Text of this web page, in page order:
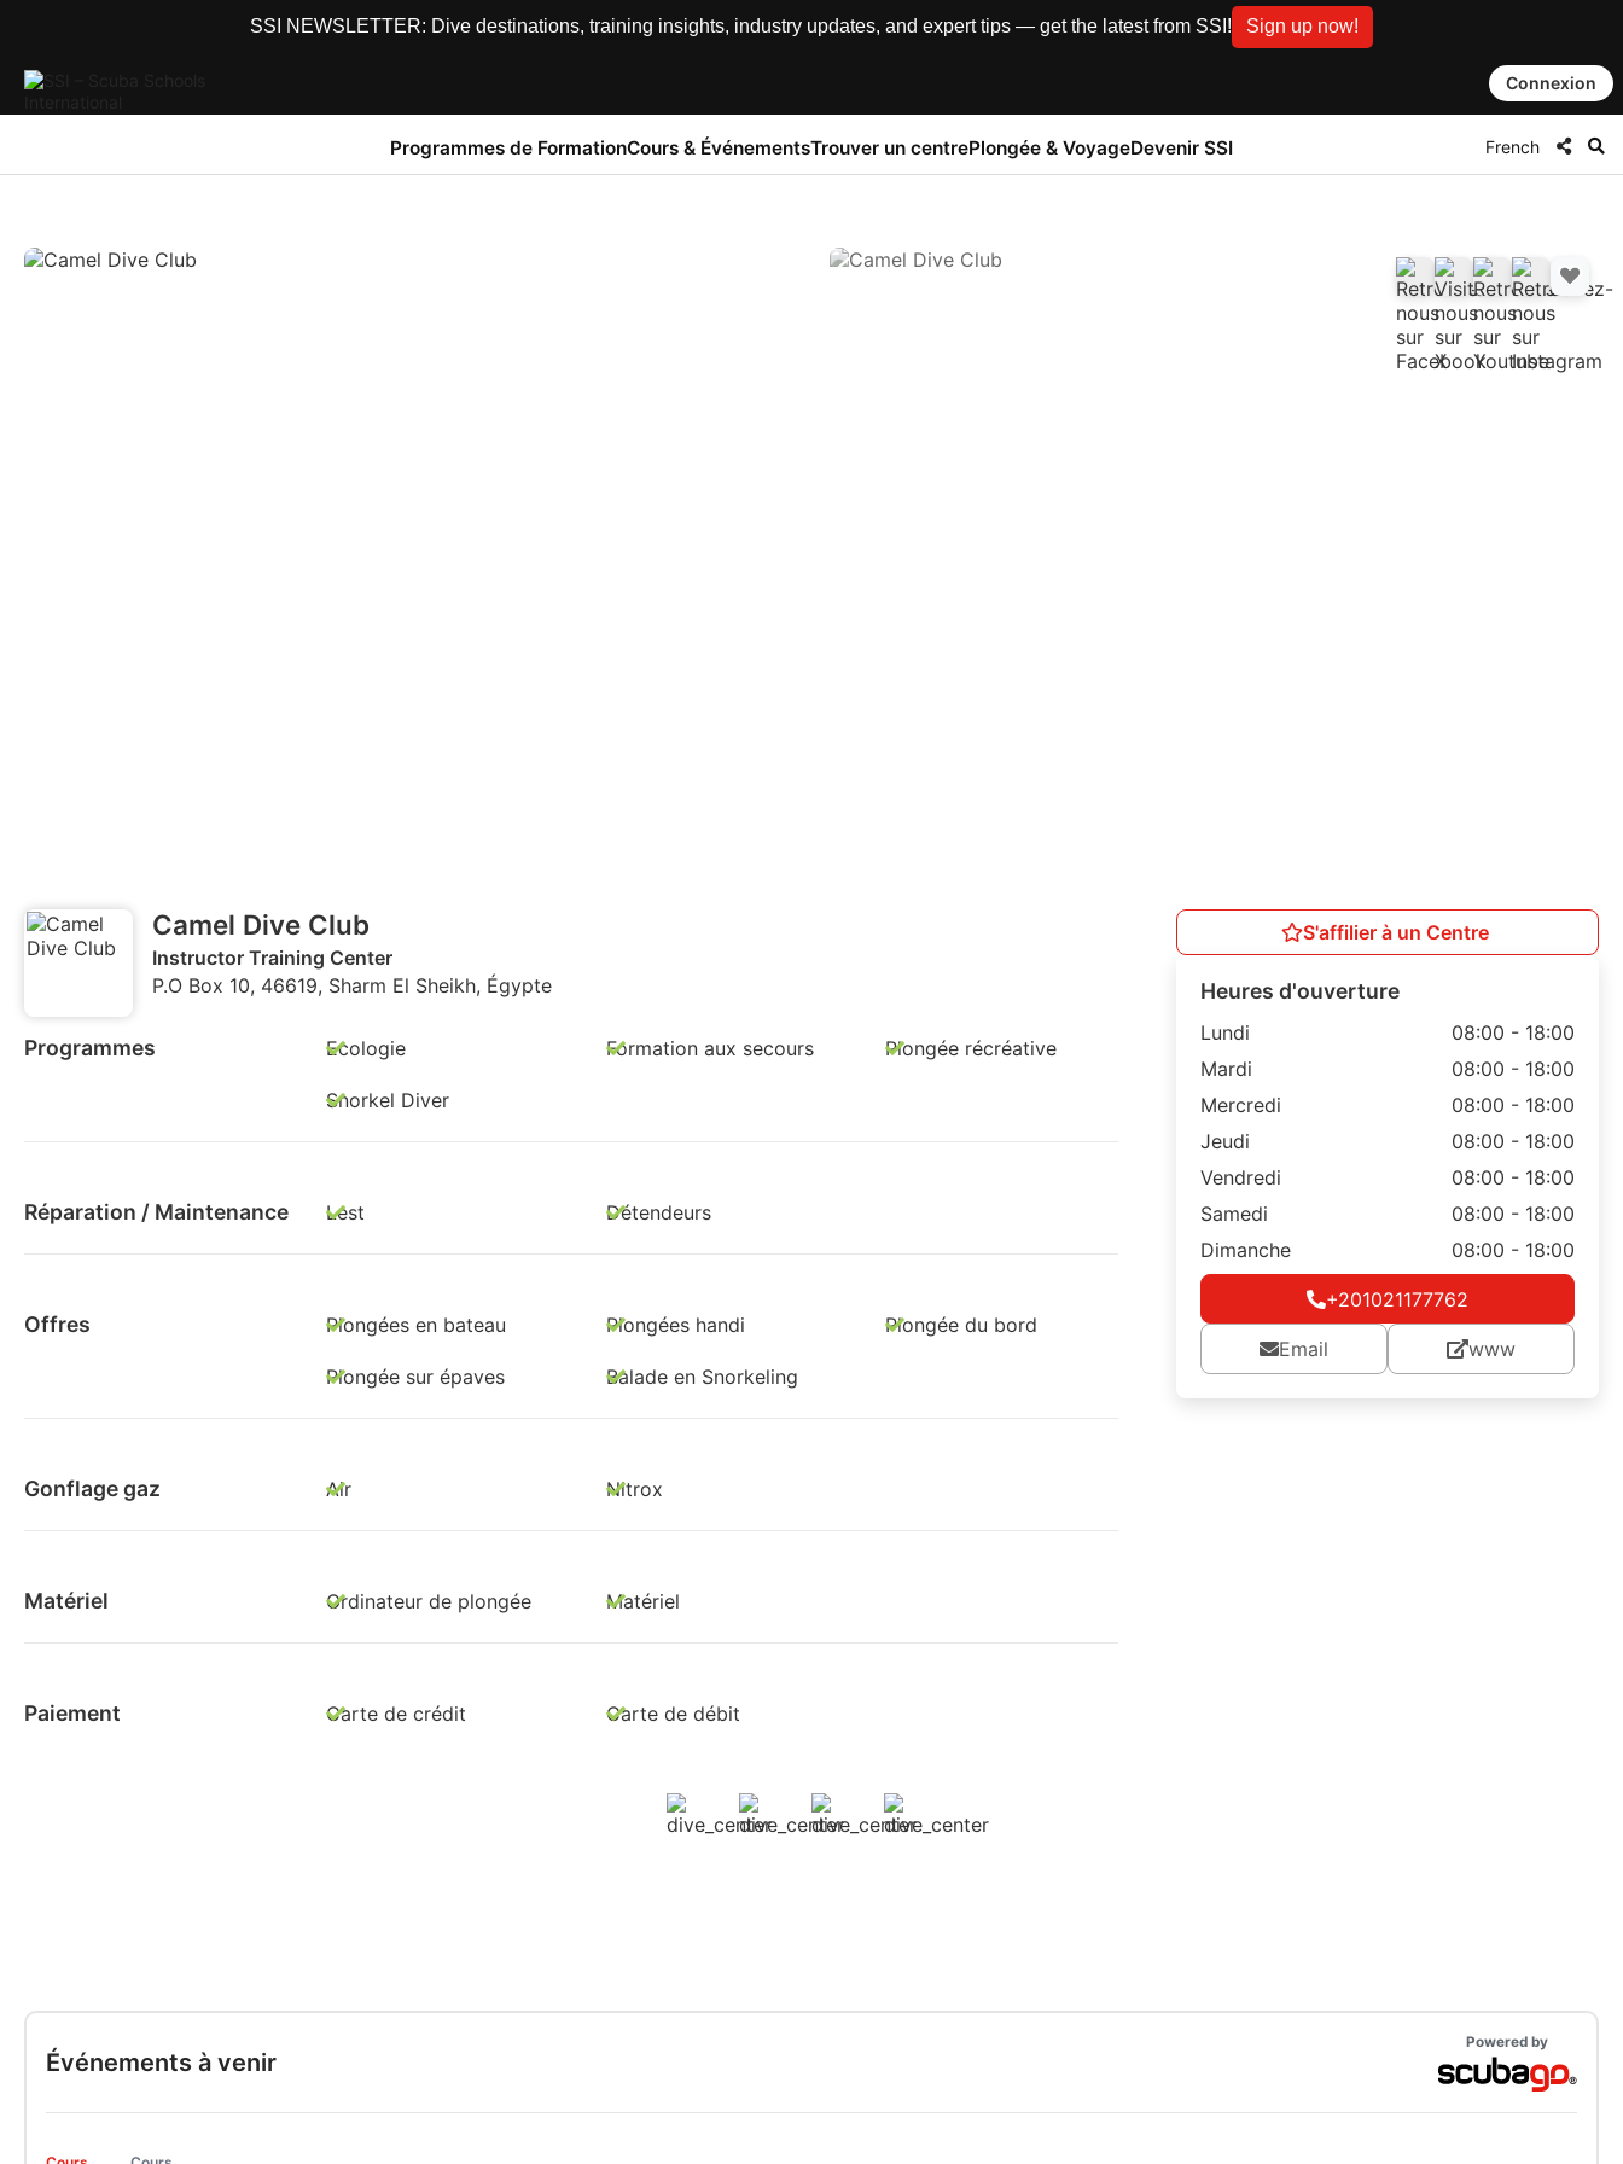
SSI NEWSLETTER: Dive destinations, training insights, industry updates, and expert tips — get the latest from SSI! Sign up now!
Connexion
Programmes de FormationCours & ÉvénementsTrouver un centrePlongée & VoyageDevenir SSI French
Camel Dive Club
Instructor Training Center
P.O Box 10, 46619, Sharm El Sheikh, Égypte
Programmes Ecologie Formation aux secours Plongée récréative
Snorkel Diver
Réparation / Maintenance Lest Détendeurs
Offres Plongées en bateau Plongées handi Plongée du bord
Plongée sur épaves Balade en Snorkeling
Gonflage gaz Air Nitrox
Matériel Ordinateur de plongée Matériel
Paiement Carte de crédit Carte de débit
S'affilier à un Centre
Heures d'ouverture
Lundi
08:00 - 18:00
Mardi
08:00 - 18:00
Mercredi
08:00 - 18:00
Jeudi
08:00 - 18:00
Vendredi
08:00 - 18:00
Samedi
08:00 - 18:00
Dimanche
08:00 - 18:00
+201021177762
Email www
Événements à venir
Powered by